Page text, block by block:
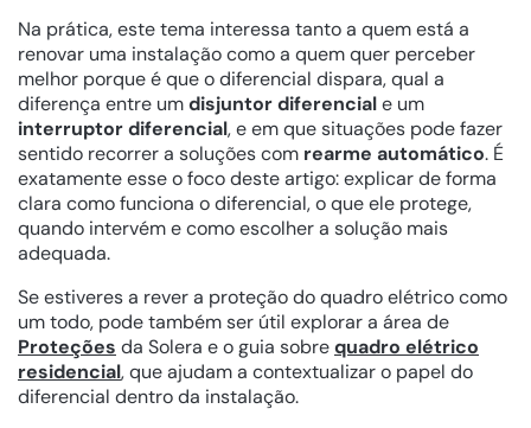
Na prática, este tema interessa tanto a quem está a
renovar uma instalação como a quem quer perceber
melhor porque é que o diferencial dispara, qual a
diferença entre umdisjuntor diferenciale um
interruptor diferencial, e em que situações pode fazer
sentido recorrer a soluções com rearme automático. É
exatamente esse o foco deste artigo: explicar de forma
clara como funciona o diferencial, o que ele protege,
quando intervém e como escolher a solução mais
adequada.
Se estiveres a rever a proteção do quadro elétrico como
um todo, pode também ser útil explorar a área de
Proteções da Solera e o guia sobrequadro elétrico
residencial, que ajudam a contextualizar o papel do
diferencial dentro da instalação.